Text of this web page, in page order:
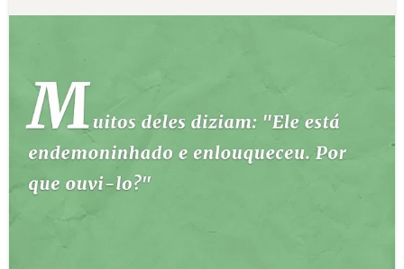
10 MANDAMENTOS
ESTUDOS BÍBLICOS
ESBOÇOS DE PREGAÇÃO